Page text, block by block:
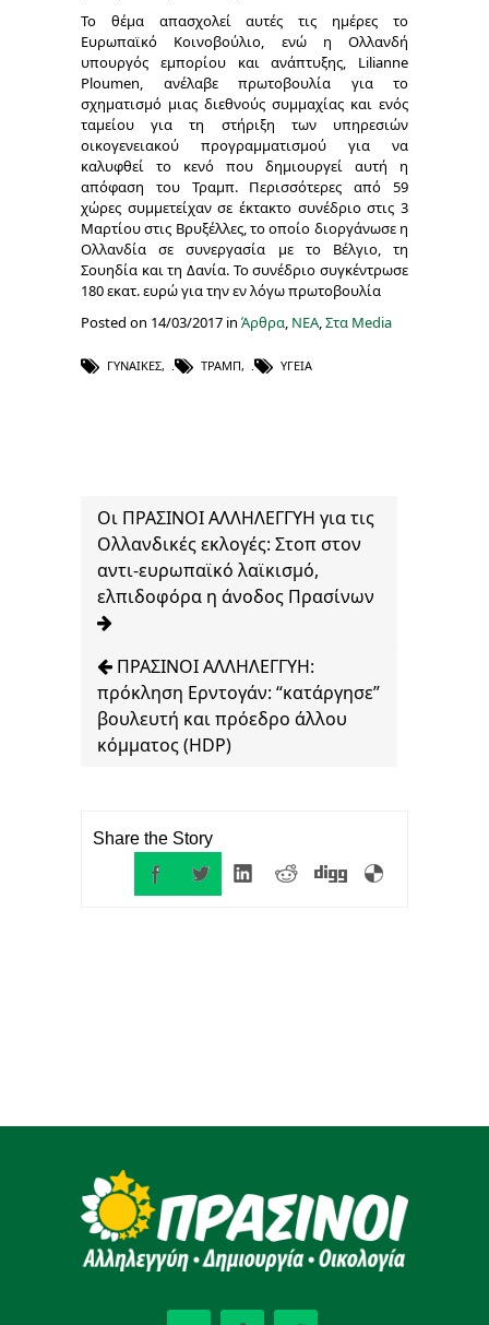
Το θέμα απασχολεί αυτές τις ημέρες το
Ευρωπαϊκό Κοινοβούλιο, ενώ η Ολλανδή
υπουργός εμπορίου και ανάπτυξης, Lilianne
Ploumen, ανέλαβε πρωτοβουλία για το
σχηματισμό μιας διεθνούς συμμαχίας και ενός
ταμείου για τη στήριξη των υπηρεσιών
οικογενειακού προγραμματισμού για να
καλυφθεί το κενό που δημιουργεί αυτή η
απόφαση του Τραμπ. Περισσότερες από 59
χώρες συμμετείχαν σε έκτακτο συνέδριο στις 3
Μαρτίου στις Βρυξέλλες, το οποίο διοργάνωσε η
Ολλανδία σε συνεργασία με το Βέλγιο, τη
Σουηδία και τη Δανία. Το συνέδριο συγκέντρωσε
180 εκατ. ευρώ για την εν λόγω πρωτοβουλία
Posted on 14/03/2017 in Άρθρα, ΝΕΑ,Στα Media
ΓΥΝΑΊΚΕΣ, ΤΡΑΜΠ, ΥΓΕΊΑ
Οι ΠΡΑΣΙΝΟΙ ΑΛΛΗΛΕΓΓΥΗ για τις
Ολλανδικές εκλογές: Στοπ στον
αντι-ευρωπαϊκό λαϊκισμό,
ελπιδοφόρα η άνοδος Πρασίνων
ΠΡΑΣΙΝΟΙ ΑΛΛΗΛΕΓΓΥΗ:
πρόκληση Ερντογάν: “κατάργησε”
βουλευτή και πρόεδρο άλλου
κόμματος (HDP)
Share the Story